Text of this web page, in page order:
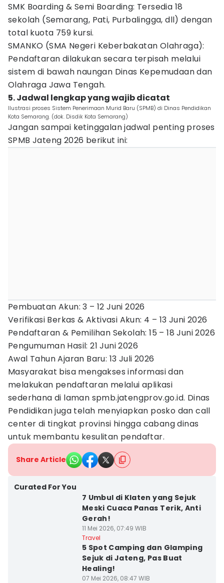
SMK Boarding & Semi Boarding: Tersedia 18
sekolah (Semarang, Pati, Purbalingga, dll) dengan
total kuota 759 kursi.
SMANKO (SMA Negeri Keberbakatan Olahraga):
Pendaftaran dilakukan secara terpisah melalui
sistem di bawah naungan Dinas Kepemudaan dan
Olahraga Jawa Tengah.
5. Jadwal lengkap yang wajib dicatat
Ilustrasi proses Sistem Penerimaan Murid Baru (SPMB) di Dinas Pendidikan
Kota Semarang. (dok. Disdik Kota Semarang)
Jangan sampai ketinggalan jadwal penting proses
SPMB Jateng 2026 berikut ini:
Pembuatan Akun: 3 – 12 Juni 2026
Verifikasi Berkas & Aktivasi Akun: 4 – 13 Juni 2026
Pendaftaran & Pemilihan Sekolah: 15 – 18 Juni 2026
Pengumuman Hasil: 21 Juni 2026
Awal Tahun Ajaran Baru: 13 Juli 2026
Masyarakat bisa mengakses informasi dan
melakukan pendaftaran melalui aplikasi
sederhana di laman spmb.jatengprov.go.id. Dinas
Pendidikan juga telah menyiapkan posko dan call
center di tingkat provinsi hingga cabang dinas
untuk membantu kesulitan pendaftar.
Share Article
Curated For You
7 Umbul di Klaten yang Sejuk
Meski Cuaca Panas Terik, Anti
Gerah!
11 Mei 2026, 07:49 WIB
Travel
5 Spot Camping dan Glamping
Sejuk di Jateng, Pas Buat
Healing!
07 Mei 2026, 08:47 WIB